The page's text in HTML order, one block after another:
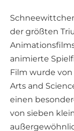
der größten
animierte
Film wurde
Arts and
einen
von sieben